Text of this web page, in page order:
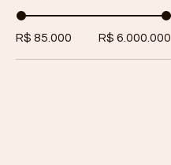
R$ 85.000 R$ 6.000.000